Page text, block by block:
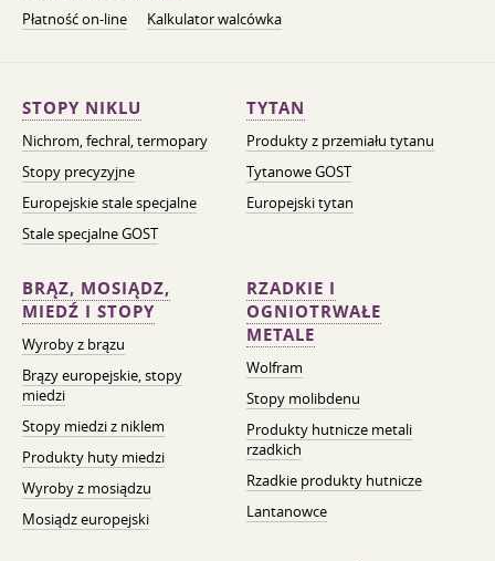
Płatność on-line
Kalkulator walcówka
STOPY NIKLU
Nichrom, fechral, termopary
Stopy precyzyjne
Europejskie stale specjalne
Stale specjalne GOST
TYTAN
Produkty z przemiału tytanu
Tytanowe GOST
Europejski tytan
BRĄZ, MOSIĄDZ,
MIEDŹ I STOPY
Wyroby z brązu
Brązy europejskie, stopy
miedzi
Stopy miedzi z niklem
Produkty huty miedzi
Wyroby z mosiądzu
Mosiądz europejski
RZADKIE I
OGNIOTRWAŁE
METALE
Wolfram
Stopy molibdenu
Produkty hutnicze metali
rzadkich
Rzadkie produkty hutnicze
Lantanowce